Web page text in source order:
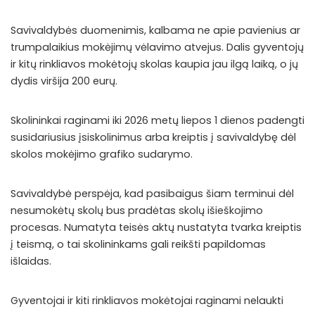
Savivaldybės duomenimis, kalbama ne apie pavienius ar
trumpalaikius mokėjimų vėlavimo atvejus. Dalis gyventojų
ir kitų rinkliavos mokėtojų skolas kaupia jau ilgą laiką, o jų
dydis viršija 200 eurų.
Skolininkai raginami iki 2026 metų liepos 1 dienos padengti
susidariusius įsiskolinimus arba kreiptis į savivaldybę dėl
skolos mokėjimo grafiko sudarymo.
Savivaldybė perspėja, kad pasibaigus šiam terminui dėl
nesumokėtų skolų bus pradėtas skolų išieškojimo
procesas. Numatyta teisės aktų nustatyta tvarka kreiptis
į teismą, o tai skolininkams gali reikšti papildomas
išlaidas.
Gyventojai ir kiti rinkliavos mokėtojai raginami nelaukti